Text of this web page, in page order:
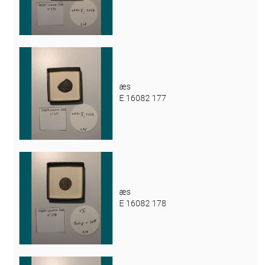
æs
E 16082 177
æs
E 16082 178